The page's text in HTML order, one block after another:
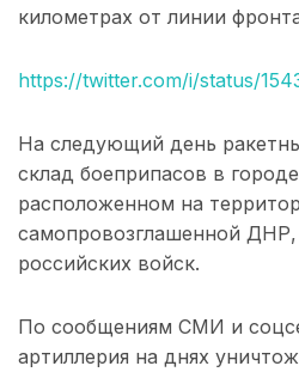
километрах от линии
https://twitter.com/i/status/
На следующий день
склад боеприпасов в
расположенном на
самопровозглашенной ДНР,
российских войск.
По сообщениям СМИ и
артиллерия на днях